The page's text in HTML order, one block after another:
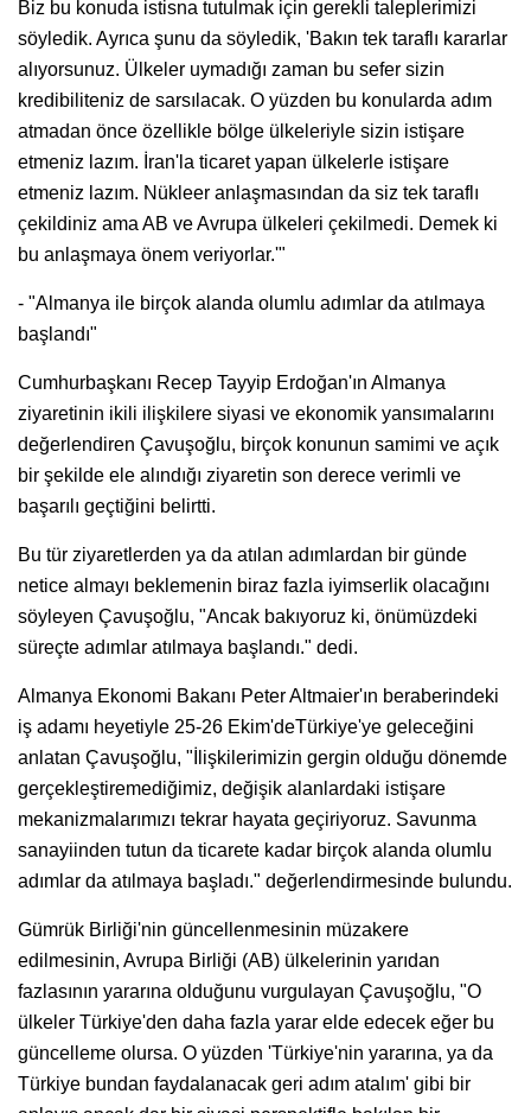
Biz bu konuda istisna tutulmak için gerekli taleplerimizi
söyledik. Ayrıca şunu da söyledik, 'Bakın tek taraflı kararlar
alıyorsunuz. Ülkeler uymadığı zaman bu sefer sizin
kredibiliteniz de sarsılacak. O yüzden bu konularda adım
atmadan önce özellikle bölge ülkeleriyle sizin istişare
etmeniz lazım. İran'la ticaret yapan ülkelerle istişare
etmeniz lazım. Nükleer anlaşmasından da siz tek taraflı
çekildiniz ama AB ve Avrupa ülkeleri çekilmedi. Demek ki
bu anlaşmaya önem veriyorlar.'"
- "Almanya ile birçok alanda olumlu adımlar da atılmaya
başlandı"
Cumhurbaşkanı Recep Tayyip Erdoğan'ın Almanya
ziyaretinin ikili ilişkilere siyasi ve ekonomik yansımalarını
değerlendiren Çavuşoğlu, birçok konunun samimi ve açık
bir şekilde ele alındığı ziyaretin son derece verimli ve
başarılı geçtiğini belirtti.
Bu tür ziyaretlerden ya da atılan adımlardan bir günde
netice almayı beklemenin biraz fazla iyimserlik olacağını
söyleyen Çavuşoğlu, "Ancak bakıyoruz ki, önümüzdeki
süreçte adımlar atılmaya başlandı." dedi.
Almanya Ekonomi Bakanı Peter Altmaier'ın beraberindeki
iş adamı heyetiyle 25-26 Ekim'deTürkiye'ye geleceğini
anlatan Çavuşoğlu, "İlişkilerimizin gergin olduğu dönemde
gerçekleştiremediğimiz, değişik alanlardaki istişare
mekanizmalarımızı tekrar hayata geçiriyoruz. Savunma
sanayiinden tutun da ticarete kadar birçok alanda olumlu
adımlar da atılmaya başladı." değerlendirmesinde bulundu.
Gümrük Birliği'nin güncellenmesinin müzakere
edilmesinin, Avrupa Birliği (AB) ülkelerinin yarıdan
fazlasının yararına olduğunu vurgulayan Çavuşoğlu, "O
ülkeler Türkiye'den daha fazla yarar elde edecek eğer bu
güncelleme olursa. O yüzden 'Türkiye'nin yararına, ya da
Türkiye bundan faydalanacak geri adım atalım' gibi bir